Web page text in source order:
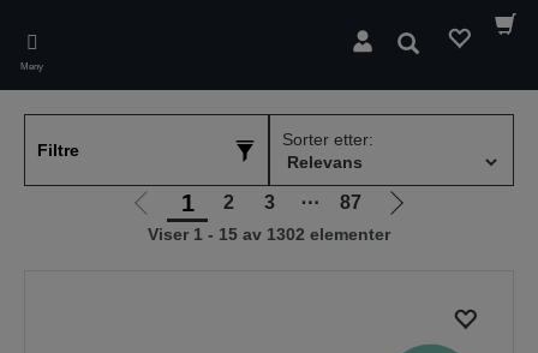
main
content
Meny
Søk
Filtre
Sorter etter:
Gå
til
1 2 3 ⋯ 87
Gå
til
Viser 1 - 15 av 1302 elementer